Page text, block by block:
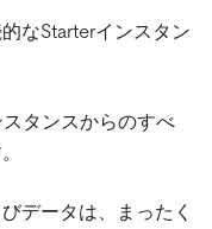
なStarterインスタン
タンスからのすべ
データは、まったく